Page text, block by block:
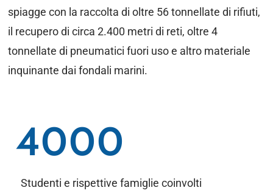
spiagge con la raccolta di oltre 56 tonnellate di rifiuti,
il recupero di circa 2.400 metri di reti, oltre 4
tonnellate di pneumatici fuori uso e altro materiale
inquinante dai fondali marini.
4000
Studenti e rispettive famiglie coinvolti